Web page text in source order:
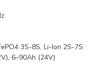
3S-8S, Li-Ion 2S-7S
6–90Ah (24V)